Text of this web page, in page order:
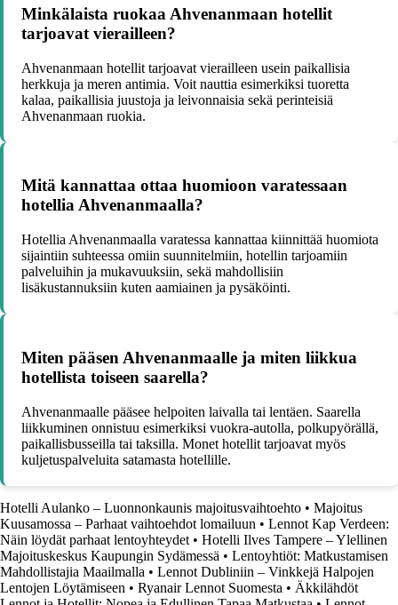
Minkälaista ruokaa Ahvenanmaan hotellit
tarjoavat vierailleen?
Ahvenanmaan hotellit tarjoavat vierailleen usein paikallisia
herkkuja ja meren antimia. Voit nauttia esimerkiksi tuoretta
kalaa, paikallisia juustoja ja leivonnaisia sekä perinteisiä
Ahvenanmaan ruokia.
Mitä kannattaa ottaa huomioon varatessaan
hotellia Ahvenanmaalla?
Hotellia Ahvenanmaalla varatessa kannattaa kiinnittää huomiota
sijaintiin suhteessa omiin suunnitelmiin, hotellin tarjoamiin
palveluihin ja mukavuuksiin, sekä mahdollisiin
lisäkustannuksiin kuten aamiainen ja pysäköinti.
Miten pääsen Ahvenanmaalle ja miten liikkua
hotellista toiseen saarella?
Ahvenanmaalle pääsee helpoiten laivalla tai lentäen. Saarella
liikkuminen onnistuu esimerkiksi vuokra-autolla, polkupyörällä,
paikallisbusseilla tai taksilla. Monet hotellit tarjoavat myös
kuljetuspalveluita satamasta hotellille.
Hotelli Aulanko – Luonnonkaunis majoitusvaihtoehto • Majoitus
Kuusamossa – Parhaat vaihtoehdot lomailuun • Lennot Kap Verdeen:
Näin löydät parhaat lentoyhteydet • Hotelli Ilves Tampere – Ylellinen
Majoituskeskus Kaupungin Sydämessä • Lentoyhtiöt: Matkustamisen
Mahdollistajia Maailmalla • Lennot Dubliniin – Vinkkejä Halpojen
Lentojen Löytämiseen • Ryanair Lennot Suomesta • Äkkilähdöt